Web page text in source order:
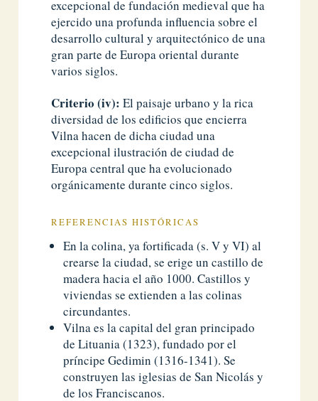
excepcional de fundación medieval que ha
ejercido una profunda influencia sobre el
desarrollo cultural y arquitectónico de una
gran parte de Europa oriental durante
varios siglos.
Criterio (iv): El paisaje urbano y la rica
diversidad de los edificios que encierra
Vilna hacen de dicha ciudad una
excepcional ilustración de ciudad de
Europa central que ha evolucionado
orgánicamente durante cinco siglos.
REFERENCIAS HISTÓRICAS
En la colina, ya fortificada (s. V y VI) al
crearse la ciudad, se erige un castillo de
madera hacia el año 1000. Castillos y
viviendas se extienden a las colinas
circundantes.
Vilna es la capital del gran principado
de Lituania (1323), fundado por el
príncipe Gedimin (1316-1341). Se
construyen las iglesias de San Nicolás y
de los Franciscanos.